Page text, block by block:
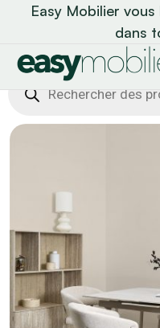
Easy Mobilier
dans
Recherche
de